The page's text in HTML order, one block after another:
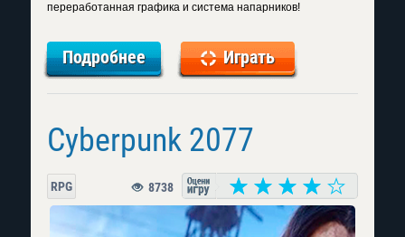
переработанная графика и система напарников!
Подробнее Играть
Cyberpunk 2077
RPG 8738